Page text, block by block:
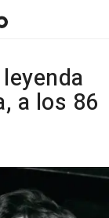
a los 86